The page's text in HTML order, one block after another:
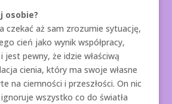
osobie?
czekać aż sam zrozumie sytuację,
cień jako wynik współpracy,
pewny, że idzie właściwą
cienia, który ma swoje własne
na ciemności i przeszłości. On nic
wszystko co do światła